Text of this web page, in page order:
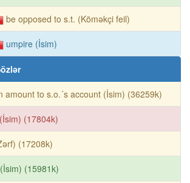
be opposed to s.t. (Köməkçi feil)
umpire (İsim)
amount to s.o.´s account (İsim) (36259k)
(17804k)
(17208k)
(15981k)